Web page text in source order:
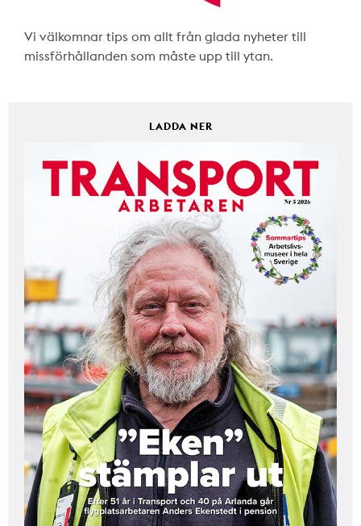
Vi välkomnar tips om allt från glada nyheter till
missförhållanden som måste upp till ytan.
LADDA NER